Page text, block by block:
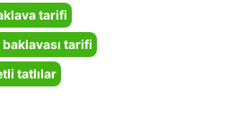
tarifi
baklavası tarifi
tatlılar